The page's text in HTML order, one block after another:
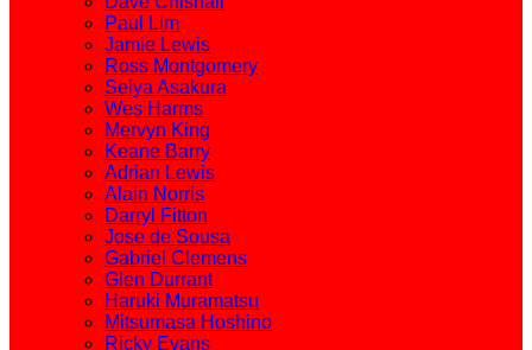
Paul Lim
Jamie Lewis
Ross Montgomery
Seiya Asakura
Wes Harms
Mervyn King
Keane Barry
Adrian Lewis
Alain Norris
Darryl Fitton
Jose de Sousa
Gabriel Clemens
Glen Durrant
Haruki Muramatsu
Mitsumasa Hoshino
Ricky Evans